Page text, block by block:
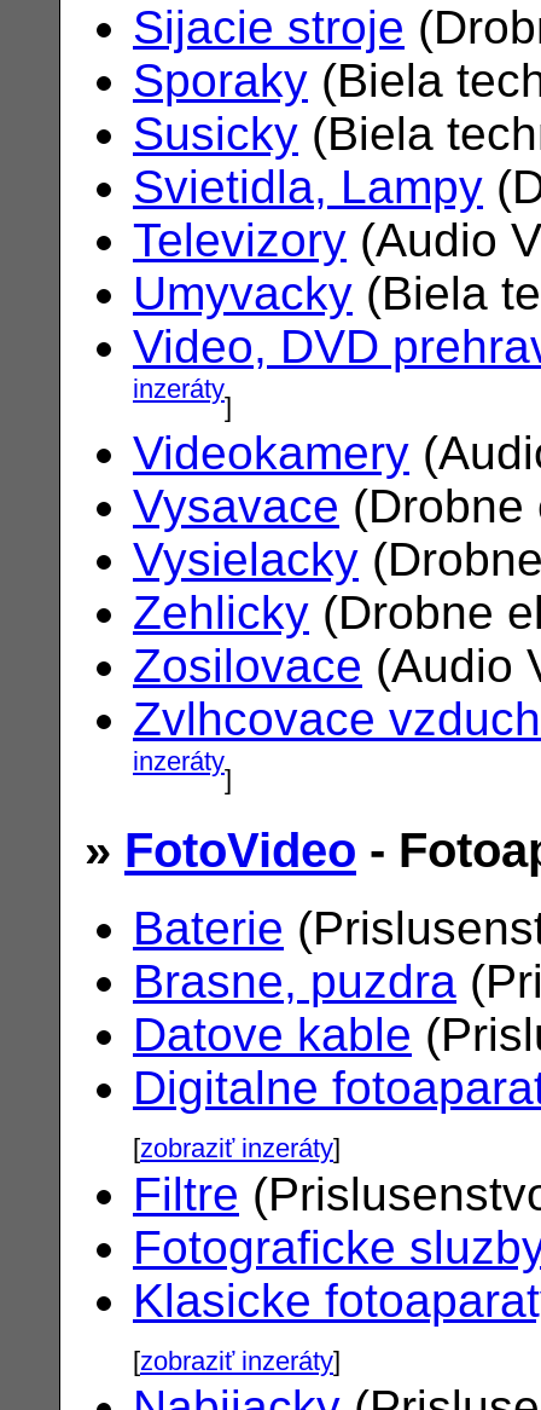
Sijacie stroje
Sporaky (Biela
Susicky (Biela
Svietidla, Lampy
Televizory (Audio
Umyvacky (Biela
Video, DVD
inzeráty]
Videokamery
Vysavace
Vysielacky
Zehlicky (Drobne
Zosilovace (Audio
Zvlhcovace
inzeráty]
» FotoVideo -
Baterie
Brasne, puzdra
Datove kable
Digitalne
[zobraziť inzeráty]
Filtre
Fotograficke
Klasicke
[zobraziť inzeráty]